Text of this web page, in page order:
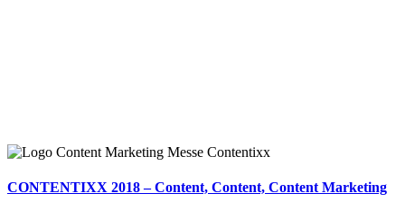
CONTENTIXX 2018 – Content, Content, Content Marketing